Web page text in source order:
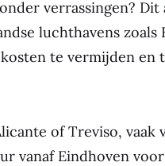
verrassingen?
luchthavens zoals
te vermijden en
of Treviso, vaak
vanaf Eindhoven